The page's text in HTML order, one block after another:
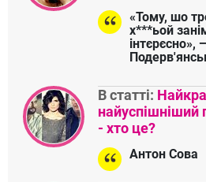
«Тому, шо
х***ьой
інтєрєсно»,
В статті:
найуспішніший
- хто це?
Антон Сова